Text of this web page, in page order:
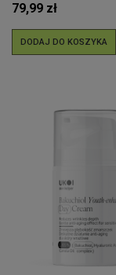
79,99 zł
DODAJ DO KOSZYKA